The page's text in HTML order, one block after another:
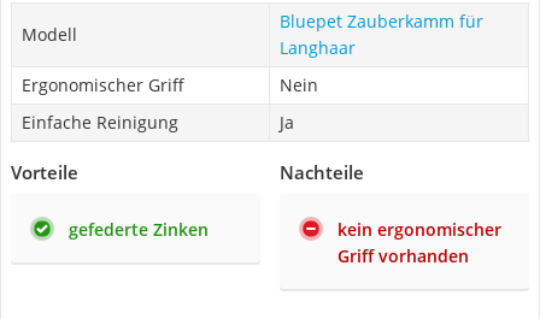
Modell
Bluepet Zauberkamm für
Langhaar
Ergonomischer Griff
Nein
Einfache Reinigung
Ja
Vorteile
gefederte Zinken
Nachteile
kein ergonomischer
Griff vorhanden